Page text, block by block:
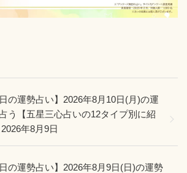
日の運勢占い】2026年8月10日(月)の運
う【五星三心占いの12タイプ別に紹
2026年8月9日
日の運勢占い】2026年8月9日(日)の運勢